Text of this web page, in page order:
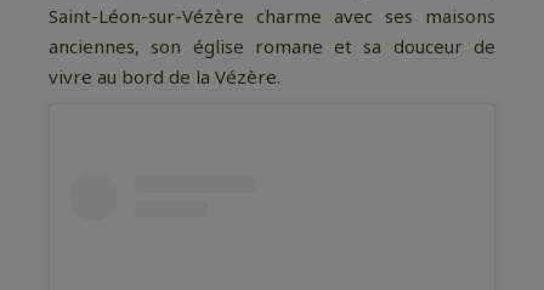
Saint-Léon-sur-Vézère charme avec ses maisons
anciennes, son église romane et sa douceur de
vivre au bord de la Vézère.